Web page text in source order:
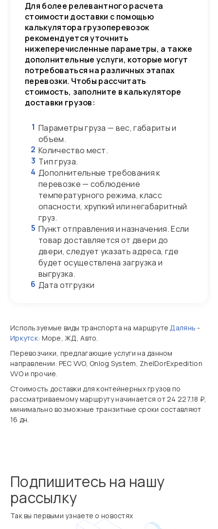
Для более релевантного расчета
стоимости доставки с помощью
калькулятора грузоперевозок
рекомендуется уточнить
нижеперечисленные параметры, а также
дополнительные услуги, которые могут
потребоваться на различных этапах
перевозки. Чтобы рассчитать
стоимость, заполните в калькуляторе
доставки грузов:
1 Параметры груза — вес, габариты и
объем.
2 Количество мест.
3 Тип груза.
4 Дополнительные требования к
перевозке — соблюдение
температурного режима, класс
опасности, хрупкий или негабаритный
груз.
5 Пункт отправления и назначения. Если
товар доставляется от двери до
двери, следует указать адреса, где
будет осуществлена загрузка и
выгрузка.
6 Дата отгрузки
Используемые виды транспорта на маршрутеДалянь -
Иркутск: Море, ЖД, Авто.
Перевозчики, предлагающие услуги на данном
направлении: PEC VVO, Onlog System, ZhelDorExpedition
VVO и прочие.
Стоимость доставки для контейнерных грузов по
рассматриваемому маршруту начинается от 24 227,18 ₽,
минимально возможные транзитные сроки составляют
16 дн.
Подпишитесь на нашу
рассылку
Так вы первыми узнаете о новостях